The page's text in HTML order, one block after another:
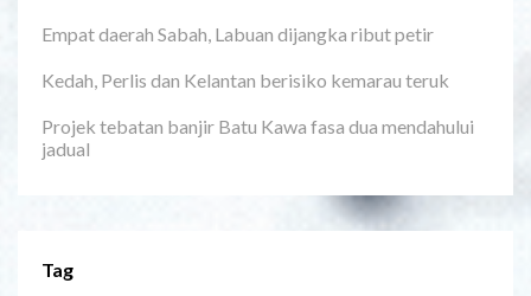
Empat daerah Sabah, Labuan dijangka ribut petir
Kedah, Perlis dan Kelantan berisiko kemarau teruk
Projek tebatan banjir Batu Kawa fasa dua mendahului
jadual
Tag